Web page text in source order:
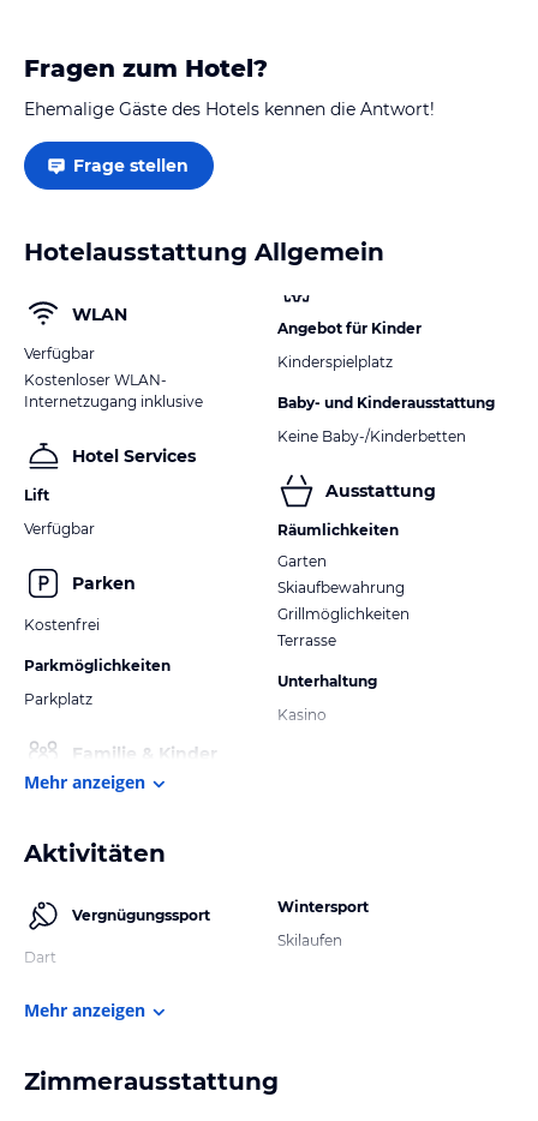
Fragen zum Hotel?
Ehemalige Gäste des Hotels kennen die Antwort!
Frage stellen
Hotelausstattung Allgemein
WLAN
Verfügbar
Kostenloser WLAN-
Internetzugang inklusive
Hotel Services
Lift
Verfügbar
Parken
Kostenfrei
Parkmöglichkeiten
Parkplatz
Familie & Kinder
Angebot für Kinder
Kinderspielplatz
Baby- und Kinderausstattung
Keine Baby-/Kinderbetten
Ausstattung
Räumlichkeiten
Garten
Skiaufbewahrung
Grillmöglichkeiten
Terrasse
Unterhaltung
Kasino
Mehr anzeigen
Aktivitäten
Vergnügungssport
Dart
Wintersport
Skilaufen
Mehr anzeigen
Zimmerausstattung